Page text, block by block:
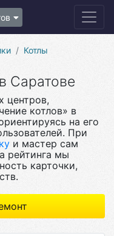
Котлы
Саратове
центров,
котлов» в
на его
При
и мастер сам
рейтинга мы
карточки,